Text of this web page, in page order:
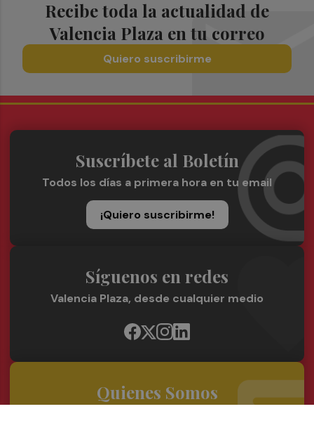
Recibe toda la actualidad de
Valencia Plaza en tu correo
Quiero suscribirme
Suscríbete al Boletín
Todos los días a primera hora en tu email
¡Quiero suscribirme!
Síguenos en redes
Valencia Plaza, desde cualquier medio
Quienes Somos